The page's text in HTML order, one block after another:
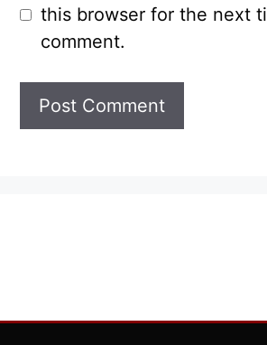
this browser for the next
comment.